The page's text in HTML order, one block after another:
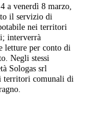
a venerdì 8 marzo,
il servizio di
nei territori
interverrà
letture per conto di
Negli stessi
Sologas srl
territori comunali di